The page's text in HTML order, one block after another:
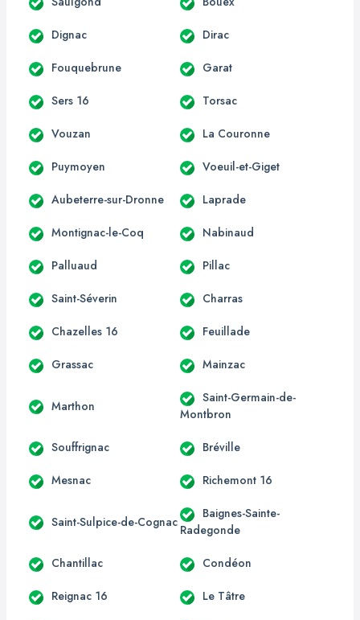
Dignac Dirac
Fouquebrune Garat
Sers 16 Torsac
Vouzan La Couronne
Puymoyen Voeuil-et-Giget
Aubeterre-sur-Dronne Laprade
Montignac-le-Coq Nabinaud
Palluaud Pillac
Saint-Séverin Charras
Chazelles 16 Feuillade
Grassac Mainzac
Marthon
Saint-Germain-de-
Montbron
Souffrignac Bréville
Mesnac Richemont 16
Saint-Sulpice-de-Cognac
Baignes-Sainte-
Radegonde
Chantillac Condéon
Reignac 16 Le Tâtre